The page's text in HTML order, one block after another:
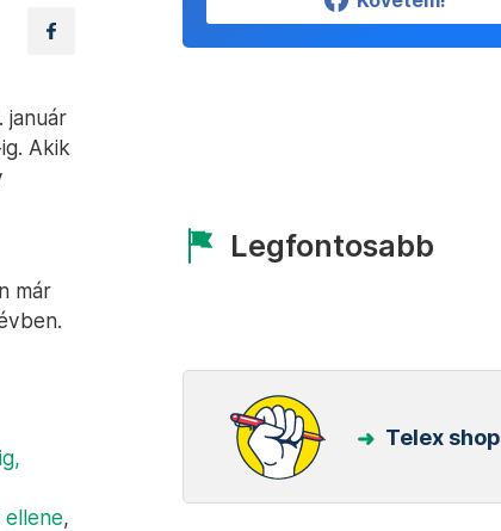
január
Akik
már
,
Legfontosabb
Telex shop